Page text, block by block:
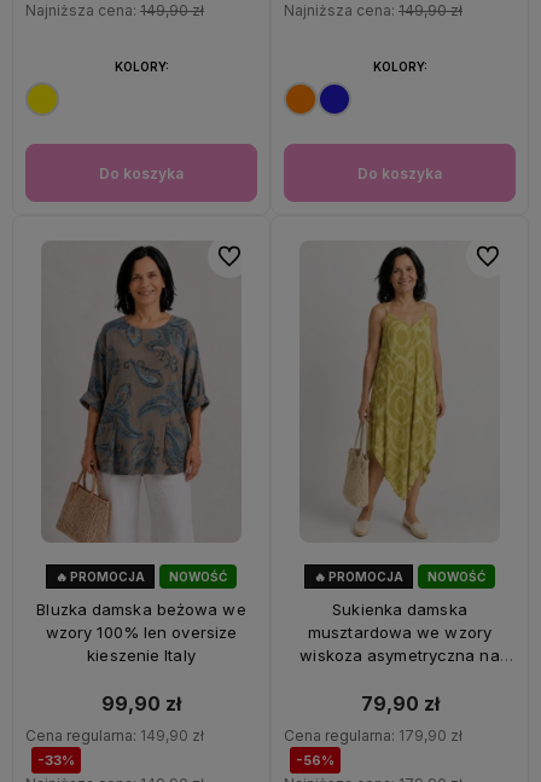
Najniższa cena: 149,90 zł
Do koszyka
KOLORY:
Najniższa cena: 149,90 zł
Do koszyka
KOLORY:
NOWOŚĆ
OKAZJA
🔥 PROMOCJA
Bluzka damska beżowa we
wzory 100% len oversize
kieszenie Italy
99,90 zł
Cena regularna: 149,90 zł
-33%
Do ulubionych
NOWOŚĆ
🔥 PROMOCJA
Sukienka damska
musztardowa we wzory
wiskoza asymetryczna na
79,90 zł
Cena regularna: 179,90 zł
-56%
Do